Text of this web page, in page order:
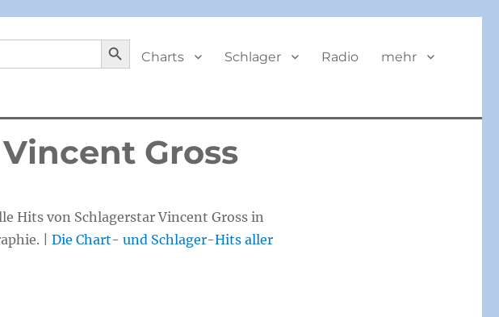
SEARCH BUTTON
Charts
Schlager Radio mehr
Gross
Hits von Schlagerstar Vincent Gross in
|Die Chart- und Schlager-Hits aller